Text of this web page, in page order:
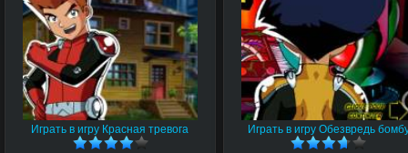
Играть в игру Красная тревога Играть в игру Обезвредь